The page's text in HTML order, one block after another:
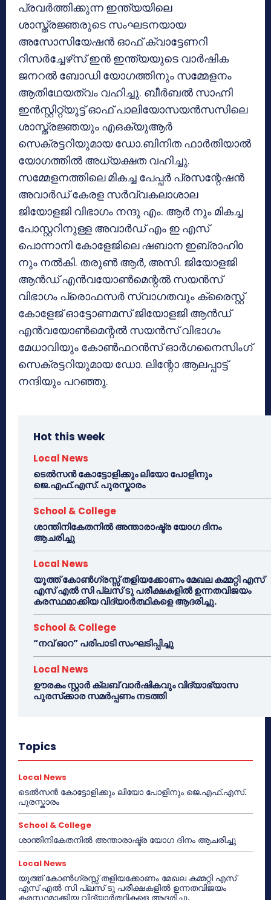
പ്രവർത്തിക്കുന്ന ഇന്ത്യയിലെ
ശാസ്ത്രജ്ഞരുടെ സംഘടനയായ
അസോസിയേഷൻ ഓഫ് ക്വാട്ടേണറി
റിസർച്ചേഴ്‌സ് ഇൻ ഇന്ത്യയുടെ വാർഷിക
ജനറൽ ബോഡി യോഗത്തിനും സമ്മേളനം
ആതിഥേയത്വം വഹിച്ചു. ബീർബൽ സാഹ്നി
ഇൻസ്റ്റിറ്റ്യൂട്ട് ഓഫ് പാലിയോസയൻസസിലെ
ശാസ്ത്രജ്ഞയും എഒക്യുആർ
സെക്രട്ടറിയുമായ ഡോ.ബിനിത ഫാർതിയാൽ
യോഗത്തിൽ അധ്യക്ഷത വഹിച്ചു.
സമ്മേളനത്തിലെ മികച്ച പേപ്പർ പ്രസന്റേഷൻ
അവാർഡ് കേരള സർവ്വകലാശാല
ജിയോളജി വിഭാഗം നന്ദു എം. ആർ നും മികച്ച
പോസ്റ്ററിനുള്ള അവാർഡ് എം ഇ എസ്
പൊന്നാനി കോളേജിലെ ഷബാന ഇബ്രാഹിo
നും നൽകി. തരുൺ ആർ, അസി. ജിയോളജി
ആൻഡ് എൻവയോൺമെന്റൽ സയൻസ്
വിഭാഗം പ്രൊഫസർ സ്വാഗതവും ക്രൈസ്റ്റ്
കോളേജ് ഓട്ടോണമസ് ജിയോളജി ആൻഡ്
എൻവയോൺമെന്റൽ സയൻസ് വിഭാഗം
മേധാവിയും കോൺഫറൻസ് ഓർഗനൈസിംഗ്
സെക്രട്ടറിയുമായ ഡോ. ലിന്റോ ആലപ്പാട്ട്
നന്ദിയും പറഞ്ഞു.
Hot this week
Local News
ടെൽസൻ കോട്ടോളിക്കും ലിയോ പോളിനും
ജെ.എഫ്.എസ്. പുരസ്കാരം
School & College
ശാന്തിനികേതനിൽ അന്താരാഷ്ട്ര യോഗ ദിനം
ആചരിച്ചു
Local News
യൂത്ത് കോൺഗ്രസ്സ് തളിയക്കോണം മേഖല കമ്മറ്റി എസ്
എസ് എൽ സി പ്ലസ് ടു പരീക്ഷകളിൽ ഉന്നതവിജയം
കരസ്ഥമാക്കിയ വിദ്യാർത്ഥികളെ ആദരിച്ചു.
School & College
“നവ് ഓറ” പരിപാടി സംഘടിപ്പിച്ചു
Local News
ഊരകം സ്റ്റാർ ക്ലബ് വാർഷികവും വിദ്യാഭ്യാസ
പുരസ്‌ക്കാര സമർപ്പണം നടത്തി
Topics
Local News
ടെൽസൻ കോട്ടോളിക്കും ലിയോ പോളിനും ജെ.എഫ്.എസ്.
പുരസ്കാരം
School & College
ശാന്തിനികേതനിൽ അന്താരാഷ്ട്ര യോഗ ദിനം ആചരിച്ചു
Local News
യൂത്ത് കോൺഗ്രസ്സ് തളിയക്കോണം മേഖല കമ്മറ്റി എസ്
എസ് എൽ സി പ്ലസ് ടു പരീക്ഷകളിൽ ഉന്നതവിജയം